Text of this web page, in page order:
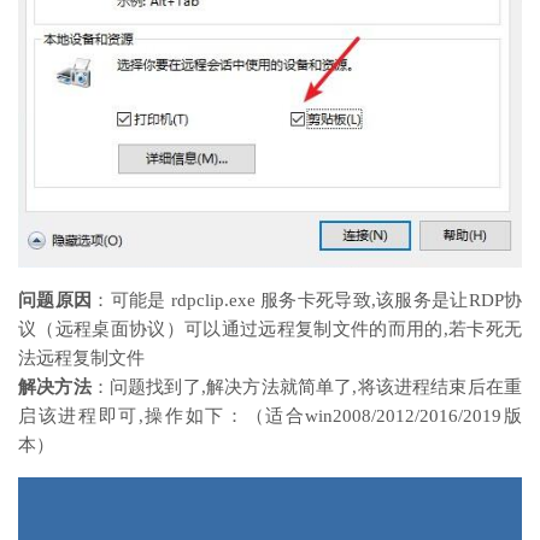
问题原因 ：可能是 rdpclip.exe 服务卡死导致,该服务是让RDP协
议（远程桌面协议）可以通过远程复制文件的而用的,若卡死无
法远程复制文件
解决方法：问题找到了,解决方法就简单了,将该进程结束后在重
启该进程即可,操作如下：（适合win2008/2012/2016/2019版
本）